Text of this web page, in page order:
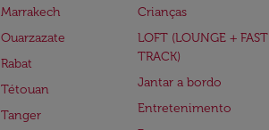
Marrakech
Ouarzazate
Rabat
Tétouan
Tanger
Crianças
LOFT (LOUNGE + FAST
TRACK)
Jantar a bordo
Entretenimento